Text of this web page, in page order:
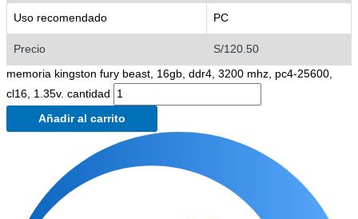
Uso recomendado PC
Precio S/120.50
memoria kingston fury beast, 16gb, ddr4, 3200 mhz, pc4-25600,
cl16, 1.35v. cantidad
Añadir al carrito